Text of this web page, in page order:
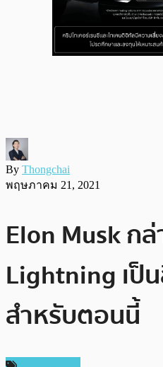
By Thongchai
พฤษภาคม 21, 2021
Elon Musk ก
Lightning เป็
สำหรับตอนนี้